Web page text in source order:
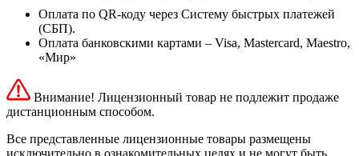
Оплата по QR-коду через Систему быстрых платежей
(СБП).
Оплата банковскими картами – Visa, Mastercard, Maestro,
«Мир»
Внимание! Лицензионный товар не подлежит продаже
дистанционным способом.
Все представленные лицензионные товары размещены